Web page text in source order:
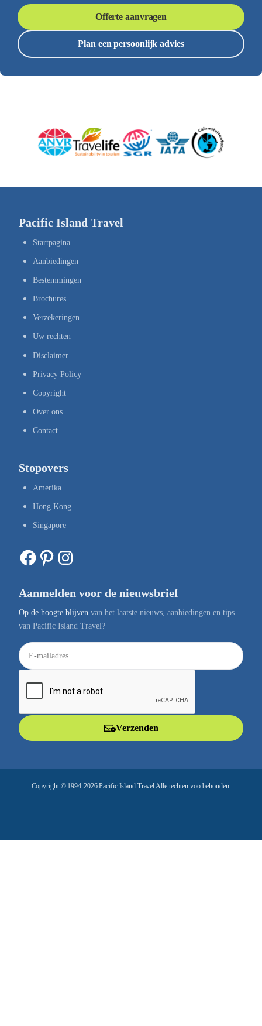
Offerte aanvragen
Plan een persoonlijk advies
Pacific Island Travel
Startpagina
Aanbiedingen
Bestemmingen
Brochures
Verzekeringen
Uw rechten
Disclaimer
Privacy Policy
Copyright
Over ons
Contact
Stopovers
Amerika
Hong Kong
Singapore
Facebook Pinterest Instagram
Aanmelden voor de nieuwsbrief
Op de hoogte blijven van het laatste nieuws, aanbiedingen en tips
van Pacific Island Travel?
E
-
a
Verzenden
Copyright © 1994-2026 Pacific Island Travel Alle rechten voorbehouden.